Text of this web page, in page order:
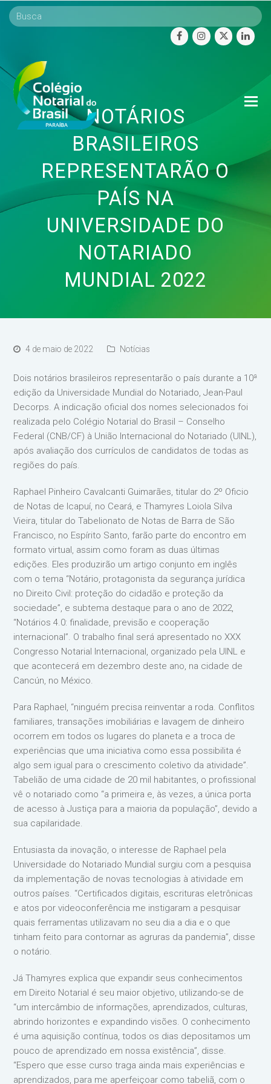
facebookinstagram
twitter
NOTÁRIOS
BRASILEIROS
REPRESENTARÃO O
PAÍS NA
UNIVERSIDADE DO
NOTARIADO
MUNDIAL 2022
4 de maio de 2022 Notícias
Dois notários brasileiros representarão o país durante a 10ª
edição da Universidade Mundial do Notariado, Jean-Paul
Decorps. A indicação oficial dos nomes selecionados foi
realizada pelo Colégio Notarial do Brasil – Conselho
Federal (CNB/CF) à União Internacional do Notariado (UINL),
após avaliação dos currículos de candidatos de todas as
regiões do país.
Raphael Pinheiro Cavalcanti Guimarães, titular do 2º Oficio
de Notas de Icapuí, no Ceará, e Thamyres Loiola Silva
Vieira, titular do Tabelionato de Notas de Barra de São
Francisco, no Espírito Santo, farão parte do encontro em
formato virtual, assim como foram as duas últimas
edições. Eles produzirão um artigo conjunto em inglês
com o tema “Notário, protagonista da segurança jurídica
no Direito Civil: proteção do cidadão e proteção da
sociedade”, e subtema destaque para o ano de 2022,
“Notários 4.0: finalidade, previsão e cooperação
internacional”. O trabalho final será apresentado no XXX
Congresso Notarial Internacional, organizado pela UINL e
que acontecerá em dezembro deste ano, na cidade de
Cancún, no México.
Para Raphael, “ninguém precisa reinventar a roda. Conflitos
familiares, transações imobiliárias e lavagem de dinheiro
ocorrem em todos os lugares do planeta e a troca de
experiências que uma iniciativa como essa possibilita é
algo sem igual para o crescimento coletivo da atividade”.
Tabelião de uma cidade de 20 mil habitantes, o profissional
vê o notariado como “a primeira e, às vezes, a única porta
de acesso à Justiça para a maioria da população”, devido a
sua capilaridade.
Entusiasta da inovação, o interesse de Raphael pela
Universidade do Notariado Mundial surgiu com a pesquisa
da implementação de novas tecnologias à atividade em
outros países. “Certificados digitais, escrituras eletrônicas
e atos por videoconferência me instigaram a pesquisar
quais ferramentas utilizavam no seu dia a dia e o que
tinham feito para contornar as agruras da pandemia”, disse
o notário.
Já Thamyres explica que expandir seus conhecimentos
em Direito Notarial é seu maior objetivo, utilizando-se de
“um intercâmbio de informações, aprendizados, culturas,
abrindo horizontes e expandindo visões. O conhecimento
é uma aquisição contínua, todos os dias depositamos um
pouco de aprendizado em nossa existência”, disse.
“Espero que esse curso traga ainda mais experiências e
aprendizados, para me aperfeiçoar como tabeliã, com o